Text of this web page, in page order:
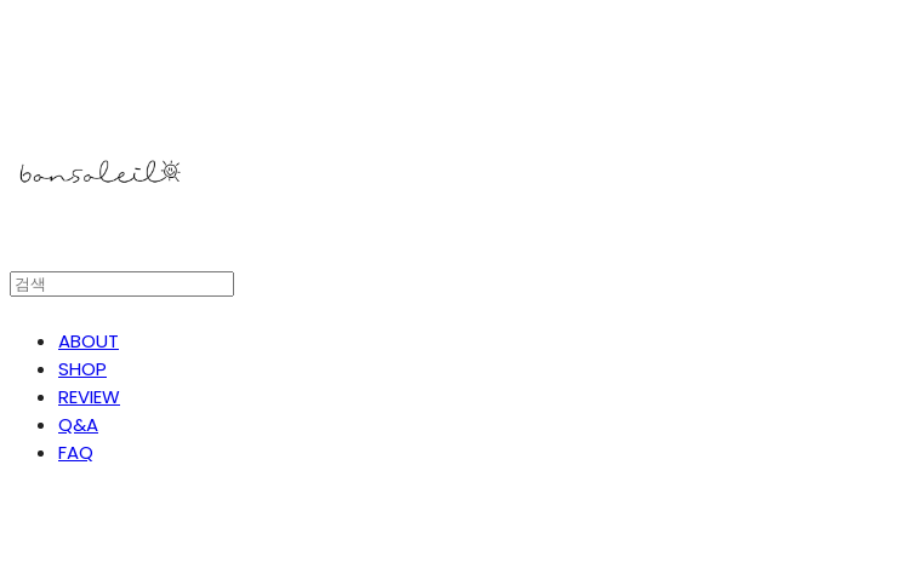
ABOUT
SHOP
REVIEW
Q&A
FAQ